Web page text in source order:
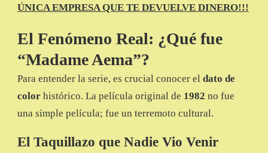
ÚNICA EMPRESA QUE TE DEVUELVE DINERO!!!
El Fenómeno Real: ¿Qué fue
“Madame Aema”?
Para entender la serie, es crucial conocer el dato de
color histórico. La película original de 1982 no fue
una simple película; fue un terremoto cultural.
El Taquillazo que Nadie Vio Venir